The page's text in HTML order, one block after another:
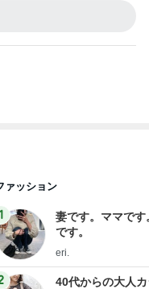
ァッション
1
妻です。ママです
です。
eri.
40代からの大人